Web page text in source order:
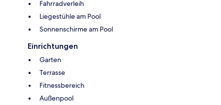
Fahrradverleih
Liegestühle am Pool
Sonnenschirme am Pool
Einrichtungen
Garten
Terrasse
Fitnessbereich
Außenpool